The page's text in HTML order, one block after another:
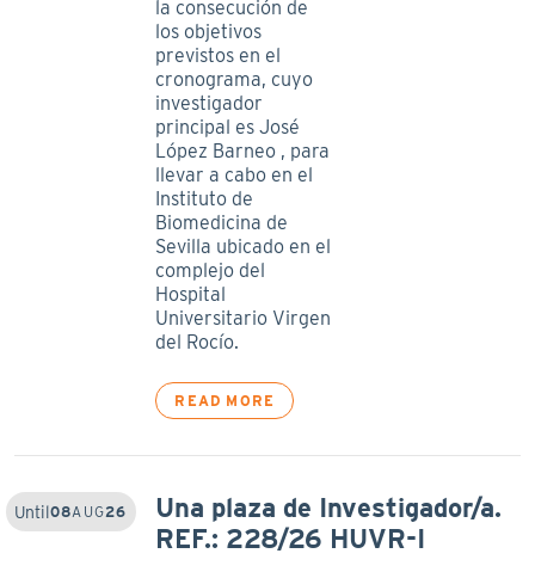
la consecución de
los objetivos
previstos en el
cronograma, cuyo
investigador
principal es José
López Barneo , para
llevar a cabo en el
Instituto de
Biomedicina de
Sevilla ubicado en el
complejo del
Hospital
Universitario Virgen
del Rocío.
READ MORE
Until08AUG26
Una plaza de Investigador/a.
REF.: 228/26 HUVR-I